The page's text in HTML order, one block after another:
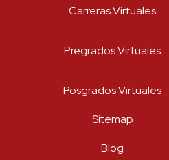
Carreras Virtuales
Pregrados Virtuales
Posgrados Virtuales
Sitemap
Blog